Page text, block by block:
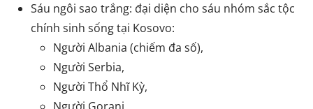
Sáu ngôi sao trắng: đại diện cho sáu nhóm sắc tộc
chính sinh sống tại Kosovo:
Người Albania (chiếm đa số),
Người Serbia,
Người Thổ Nhĩ Kỳ,